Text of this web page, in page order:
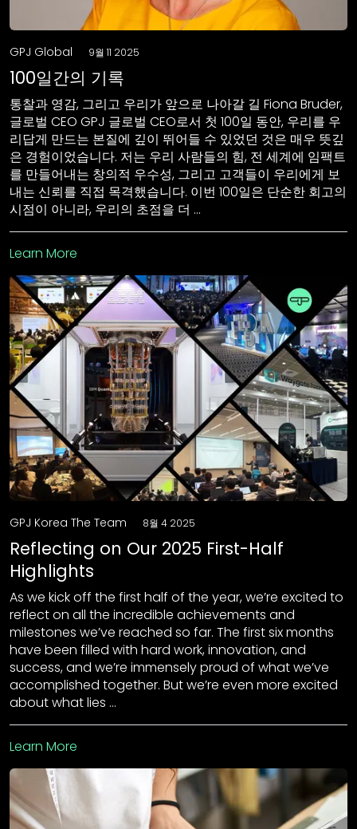
GPJ Global 9월 11 2025
100일간의 기록
통찰과 영감, 그리고 우리가 앞으로 나아갈 길 Fiona Bruder,
글로벌 CEO GPJ 글로벌 CEO로서 첫 100일 동안, 우리를 우
리답게 만드는 본질에 깊이 뛰어들 수 있었던 것은 매우 뜻깊
은 경험이었습니다. 저는 우리 사람들의 힘, 전 세계에 임팩트
를 만들어내는 창의적 우수성, 그리고 고객들이 우리에게 보
내는 신뢰를 직접 목격했습니다. 이번 100일은 단순한 회고의
시점이 아니라, 우리의 초점을 더 …
Learn More
GPJ Korea The Team 8월 4 2025
Reflecting on Our 2025 First-Half
Highlights
As we kick off the first half of the year, we’re excited to
reflect on all the incredible achievements and
milestones we’ve reached so far. The first six months
have been filled with hard work, innovation, and
success, and we’re immensely proud of what we’ve
accomplished together. But we’re even more excited
about what lies …
Learn More